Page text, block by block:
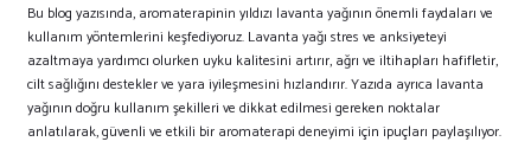
Bu blog yazısında, aromaterapinin yıldızı lavanta yağının önemli faydaları ve
kullanım yöntemlerini keşfediyoruz. Lavanta yağı stres ve anksiyeteyi
azaltmaya yardımcı olurken uyku kalitesini artırır, ağrı ve iltihapları hafifletir,
cilt sağlığını destekler ve yara iyileşmesini hızlandırır. Yazıda ayrıca lavanta
yağının doğru kullanım şekilleri ve dikkat edilmesi gereken noktalar
anlatılarak, güvenli ve etkili bir aromaterapi deneyimi için ipuçları paylaşılıyor.